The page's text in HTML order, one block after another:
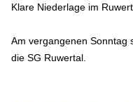
Klare Niederlage im
Am vergangenen Sonntag
die SG Ruwertal.